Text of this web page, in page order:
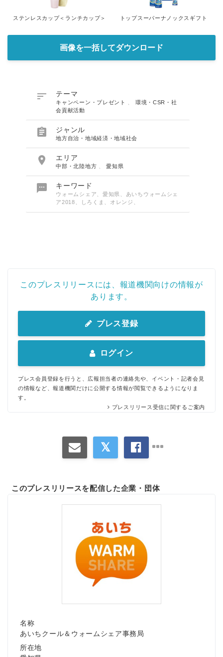
ステンレスカップ＜ランチカップ＞ トップスーパーナノックスギフト
画像を一括してダウンロード
 テーマ
キャンペーン・プレゼント
環境・CSR・社
会貢献活動
 ジャンル
地方自治・地域経済・地域社会
 エリア
中部・北陸地方 、愛知県
 キーワード
ウォームシェア、愛知県、あいちウォームシェ
ア2018、しろくま、オレンジ、
このプレスリリースには、報道機関向けの情報が
あります。
プレス登録
ログイン
プレス会員登録を行うと、広報担当者の連絡先や、イベント・記者会見
の情報など、報道機関だけに公開する情報が閲覧できるようになりま
す。
プレスリリース受信に関するご案内
このプレスリリースを配信した企業・団体
名称
あいちクール＆ウォームシェア事務局
所在地